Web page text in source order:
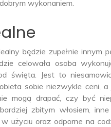
wykonaniem.
będzie zupełnie innym
celowała osoba
święta. Jest to
sobie niezwykle ceni,
mogą drapać, czy być
zbitym włosiem,
użyciu oraz odporne na